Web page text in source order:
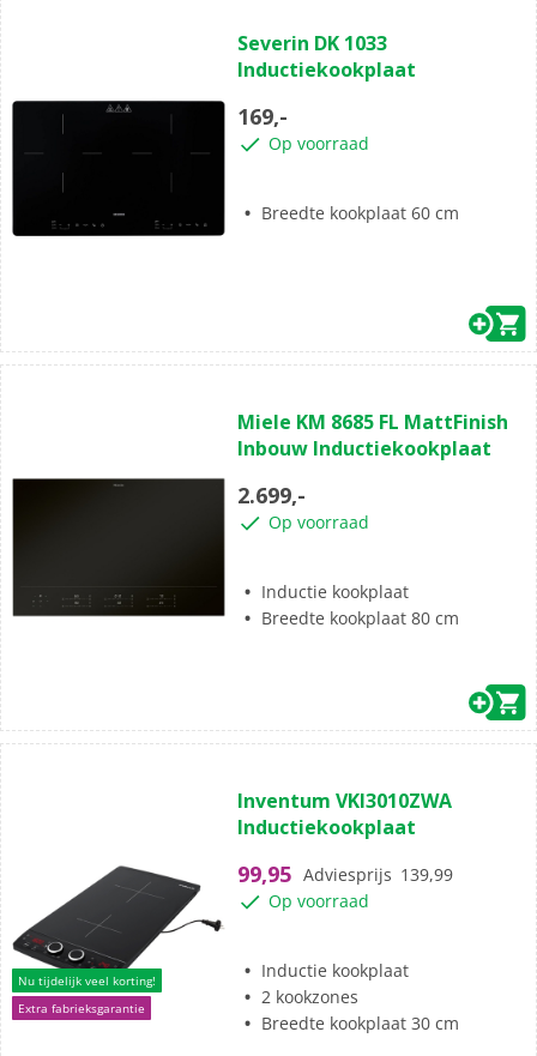
van
de
sterren.
Severin DK 1033
Inductiekookplaat
169,-
Op voorraad
Breedte kookplaat 60 cm
van
de
sterren.
Miele KM 8685 FL MattFinish
Inbouw Inductiekookplaat
2.699,-
Op voorraad
Inductie kookplaat
Breedte kookplaat 80 cm
Nu tijdelijk veel korting!
Extra fabrieksgarantie
van
de
sterren.
2
Inventum VKI3010ZWA
Inductiekookplaat
99,95 Adviesprijs 139,99
Op voorraad
Inductie kookplaat
2 kookzones
Breedte kookplaat 30 cm